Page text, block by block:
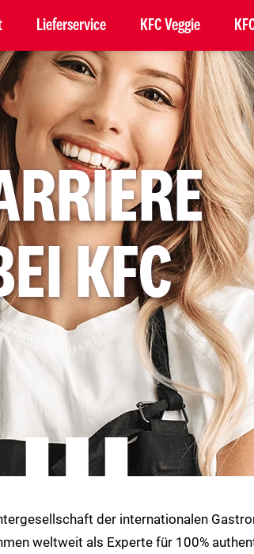
Lieferservice KFC Veggie
KFC
der internationalen
weltweit als Experte für 100%